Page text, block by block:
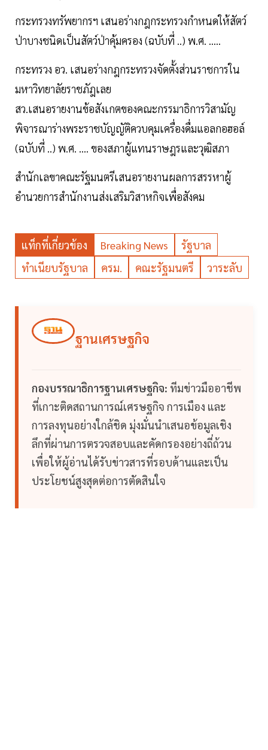
กระทรวงทรัพยากรฯ เสนอร่างกฎกระทรวงกำหนดให้สัตว์
ป่าบางชนิดเป็นสัตว์ป่าคุ้มครอง (ฉบับที่ ..) พ.ศ. .....
กระทรวง อว. เสนอร่างกฎกระทรวงจัดตั้งส่วนราชการใน
มหาวิทยาลัยราชภัฎเลย
สว.เสนอรายงานข้อสังเกตของคณะกรรมาธิการวิสามัญ
พิจารณาร่างพระราชบัญญัติควบคุมเครื่องดื่มแอลกอฮอล์
(ฉบับที่ ..) พ.ศ. .... ของสภาผู้แทนราษฎรและวุฒิสภา
สำนักเลขาคณะรัฐมนตรีเสนอรายงานผลการสรรหาผู้
อำนวยการสำนักงานส่งเสริมวิสาหกิจเพื่อสังคม
แท็กที่เกี่ยวข้อง Breaking News
รัฐบาล
ทำเนียบรัฐบาล
ครม. คณะรัฐมนตรี วาระลับ
ฐานเศรษฐกิจ
กองบรรณาธิการฐานเศรษฐกิจ: ทีมข่าวมืออาชีพ
ที่เกาะติดสถานการณ์เศรษฐกิจ การเมือง และ
การลงทุนอย่างใกล้ชิด มุ่งมั่นนำเสนอข้อมูลเชิง
ลึกที่ผ่านการตรวจสอบและคัดกรองอย่างถี่ถ้วน
เพื่อให้ผู้อ่านได้รับข่าวสารที่รอบด้านและเป็น
ประโยชน์สูงสุดต่อการตัดสินใจ